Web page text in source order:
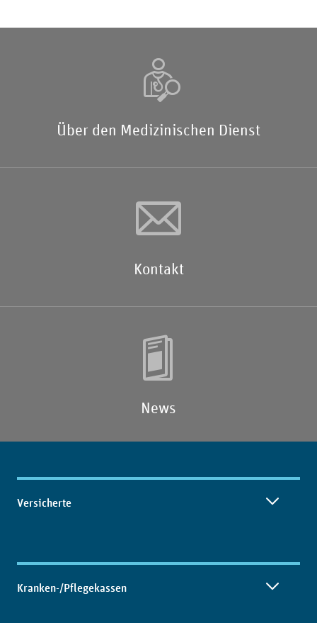
Über den Medizinischen Dienst
Kontakt
News
Inhaltsübersicht
Versicherte
Kranken-/Pflegekassen